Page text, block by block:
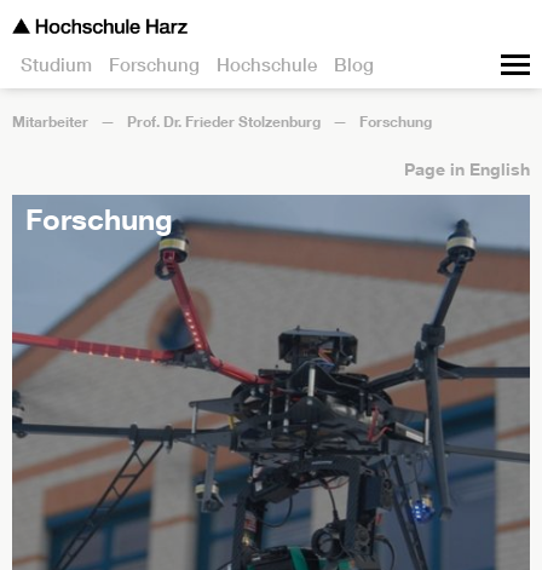
Studium Forschung Hochschule Blog
Mitarbeiter Prof. Dr. Frieder Stolzenburg Forschung
Page in English
Forschung